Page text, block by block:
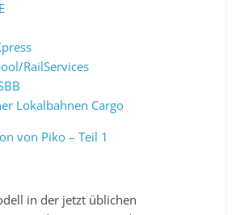
RailServices
Lokalbahnen Cargo
von Piko – Teil 1
in der jetzt üblichen